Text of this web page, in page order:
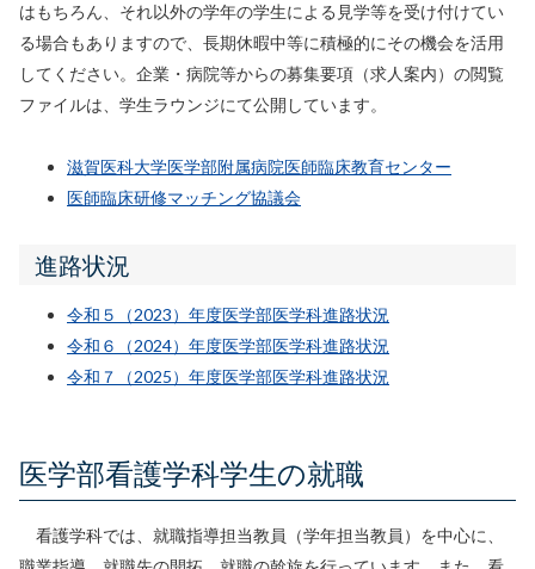
はもちろん、それ以外の学年の学生による見学等を受け付けてい
る場合もありますので、長期休暇中等に積極的にその機会を活用
してください。企業・病院等からの募集要項（求人案内）の閲覧
ファイルは、学生ラウンジにて公開しています。
滋賀医科大学医学部附属病院医師臨床教育センター
医師臨床研修マッチング協議会
進路状況
令和５（2023）年度医学部医学科進路状況
令和６（2024）年度医学部医学科進路状況
令和７（2025）年度医学部医学科進路状況
医学部看護学科学生の就職
看護学科では、就職指導担当教員（学年担当教員）を中心に、